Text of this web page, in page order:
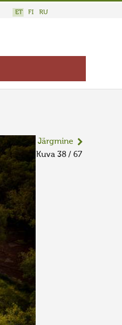
ET FI RU
Järgmine
Kuva 38 / 67